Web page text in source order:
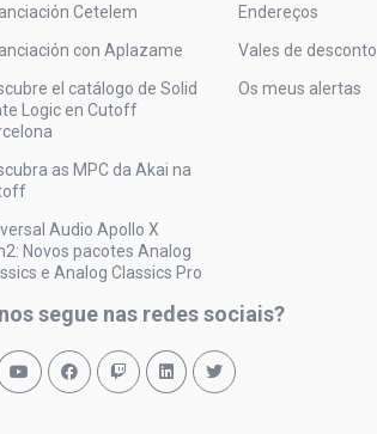
Cetelem
con Aplazame
el catálogo de Solid
Logic en Cutoff
as MPC da Akai na
Audio Apollo X
Novos pacotes Analog
e Analog Classics Pro
Endereços
Vales de desconto
Os meus alertas
segue nas redes sociais?